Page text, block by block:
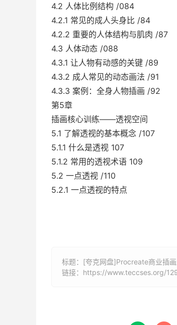
4.2 人体比例结构 /084
4.2.1 常见的成人头身比 /84
4.2.2 重要的人体结构与肌肉 /87
4.3 人体动态 /088
4.3.1 让人物有动感的关键 /89
4.3.2 成人常见的动态画法 /91
4.3.3 案例：全身人物插画 /92
第5章
插画核心训练――透视空间
5.1 了解透视的基本概念 /107
5.1.1 什么是透视 107
5.1.2 常用的透视术语 109
5.2 一点透视 /110
5.2.1 一点透视的特点
标题：[夸克网盘]Procreate商业插
链接： https://www.teccses.org/